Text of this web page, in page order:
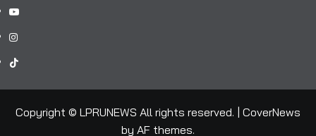
youtube
instagram
tiktok
Copyright © LPRUNEWS All rights reserved.
CoverNews
by AF themes.